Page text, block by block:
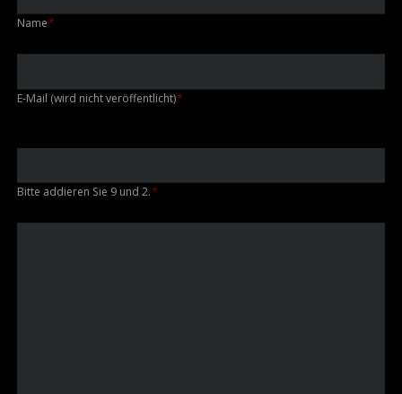
Pflichtfeld
Name*
Pflichtfeld
E-Mail (wird nicht veröffentlicht)*
Bitte addieren Sie 9 und 2.*